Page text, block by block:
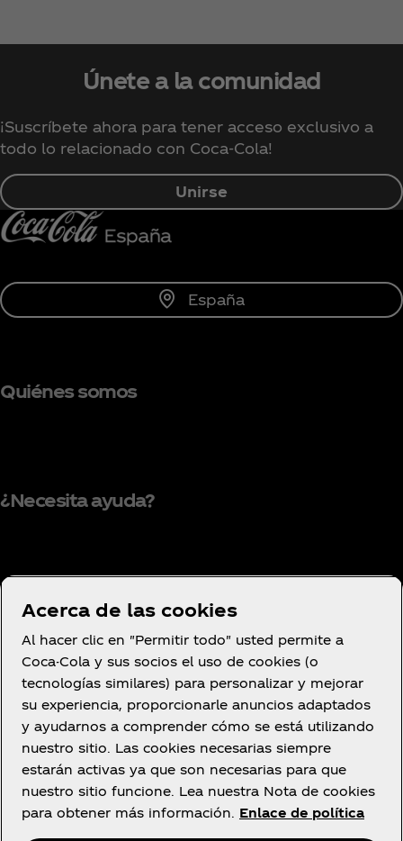
Únete a la comunidad
¡Suscríbete ahora para tener acceso exclusivo a
todo lo relacionado con Coca‑Cola!
Unirse
España
Quiénes somos
¿Necesita ayuda?
Configuración de cookies
Aviso de cookies
Declaración de Accesibilidad
Facebook
YouTube
Instagram
Acerca de las cookies
Al hacer clic en "Permitir todo" usted permite a
Coca-Cola y sus socios el uso de cookies (o
tecnologías similares) para personalizar y mejorar
su experiencia, proporcionarle anuncios adaptados
y ayudarnos a comprender cómo se está utilizando
nuestro sitio. Las cookies necesarias siempre
estarán activas ya que son necesarias para que
nuestro sitio funcione. Lea nuestra Nota de cookies
para obtener más información. Enlace de política